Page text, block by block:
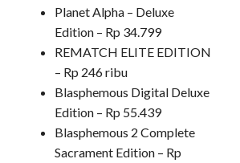
Planet Alpha – Deluxe
Edition – Rp 34.799
REMATCH ELITE EDITION
– Rp 246 ribu
Blasphemous Digital Deluxe
Edition – Rp 55.439
Blasphemous 2 Complete
Sacrament Edition – Rp